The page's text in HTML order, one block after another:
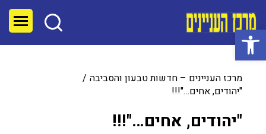
פתח סרגל נגישות
מרכז העניינים – חדשות טבעון והסביבה
"יהודים, אחים…"!!!
"יהודים, אחים…"!!!